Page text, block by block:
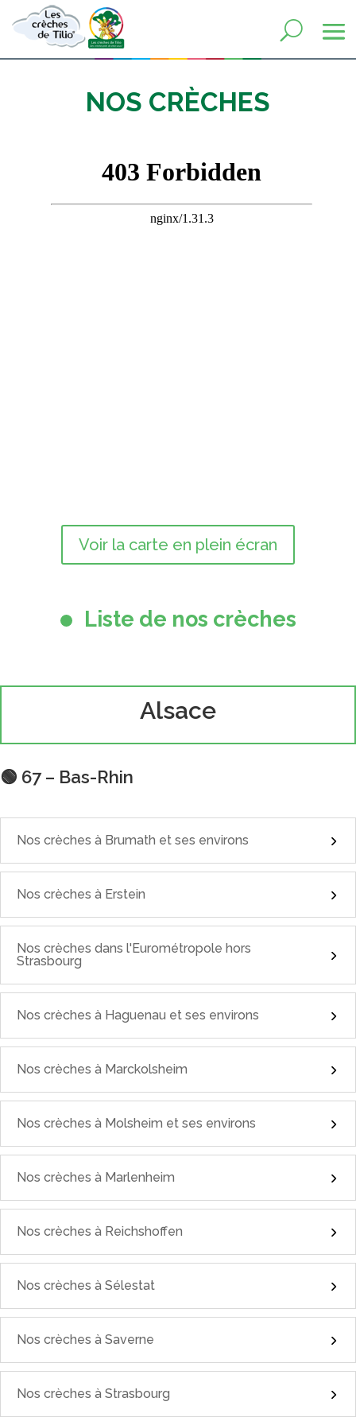
NOS CRÈCHES
Voir la carte en plein écran
Liste de nos crèches
Alsace
🟢 67 – Bas-Rhin
Nos crèches à Brumath et ses environs
Nos crèches à Erstein
Nos crèches dans l'Eurométropole hors
Strasbourg
Nos crèches à Haguenau et ses environs
Nos crèches à Marckolsheim
Nos crèches à Molsheim et ses environs
Nos crèches à Marlenheim
Nos crèches à Reichshoffen
Nos crèches à Sélestat
Nos crèches à Saverne
Nos crèches à Strasbourg